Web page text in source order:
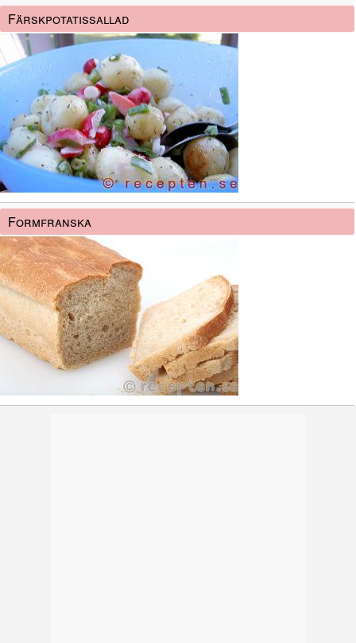
Färskpotatissallad
Formfranska